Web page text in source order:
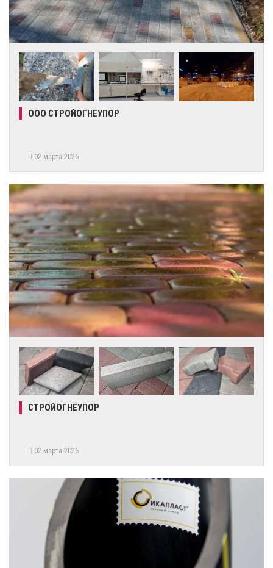
ООО СТРОЙОГНЕУПОР
02 марта 2026
СТРОЙОГНЕУПОР
02 марта 2026